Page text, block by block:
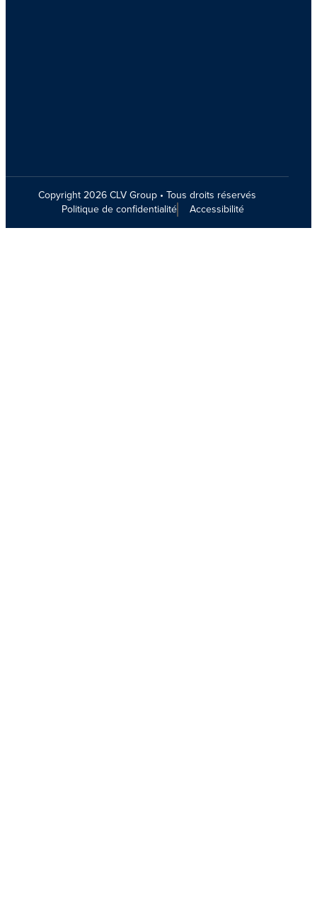
Copyright 2026 CLV Group • Tous droits réservés
Politique de confidentialité
Accessibilité